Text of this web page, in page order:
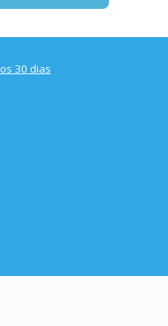
30 dias